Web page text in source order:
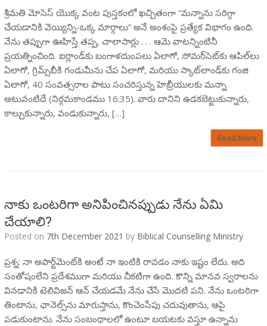
శ్రీమతి మోసెస్ యొక్క వంట పుస్తకంలో ఖచ్చితంగా “మన్నాను సరిగ్గా
చేయడానికి వెయ్యిన్ని-ఒక్క మార్గాలు” అనే అంశంపై ప్రత్యేక విభాగం ఉంది.
నేను తప్పుగా ఊహిస్తే తప్ప, చాలాసార్లు . . . ఆమె వాటన్నింటినీ
ప్రయత్నించింది. ఐర్లాండ్‌కు బంగాళదుంపలు ఏలాగో, సోమర్‌సెట్‌కు ఆపిల్‌లు
ఏలాగో, గ్రిమ్స్‌బీకి గండుమీను చేప ఏలాగో, మరియు స్కాట్‌లాండ్‌కు గంజి
ఏలాగో, 40 సంవత్సరాల పాటు సంచరిస్తున్న హెబ్రీయులకు మన్నా
అటువంటిదే (నిర్గమకాండము 16:35). వారు దానిని ఉడకబెట్టుకున్నారు,
కాల్చుకున్నారు, వండుకున్నారు, […]
Read More
నాకు ఒంటరిగా అనిపించినప్పుడు నేను ఏమి
చేయాలి?
Posted on 7th December 2021 by Biblical Counselling Ministry
ప్రశ్న: నా అపార్ట్‌మెంట్‌కి అంటే నా ఇంటికి రావడం నాకు ఇష్టం లేదు. అది
సంతోషంలేని ప్రదేశముగా మరియు చీకటిగా ఉంది. కొన్ని మానవ స్వరాలను
వినడానికి టెలివిజన్ ఆన్ చేయడమే నేను చేసే మొదటి పని. నేను ఒంటరిగా
తింటాను, ఛానెల్స్‌ను మారుస్తాను, కొంచెంసేపు చదువుతాను, ఆపై
పడుకుంటాను. నేను సంబంధాలలో ఉంటూ బయటకు వస్తూ ఉన్నాను